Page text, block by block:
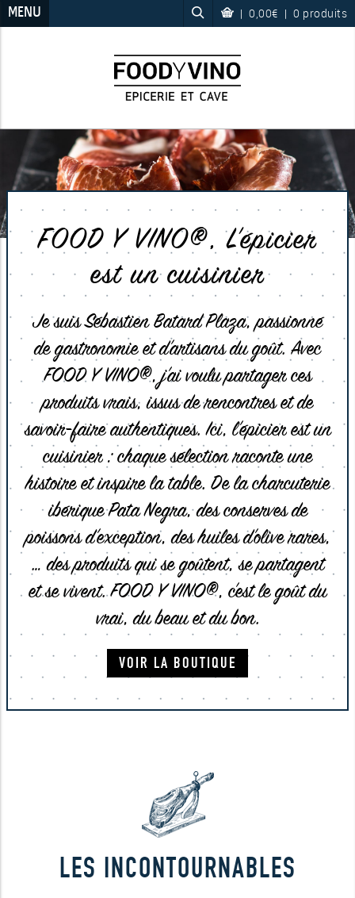
MENU | 0,00€ | 0 produits
FOOD Y VINO®, L’épicier
est un cuisinier
Je suis Sébastien Batard Plaza, passionné
de gastronomie et d’artisans du goût. Avec
FOOD Y VINO®, j’ai voulu partager ces
produits vrais, issus de rencontres et de
savoir-faire authentiques. Ici, l’épicier est un
cuisinier : chaque sélection raconte une
histoire et inspire la table. De la charcuterie
ibérique Pata Negra, des conserves de
poissons d’exception, des huiles d’olive rares,
… des produits qui se goûtent, se partagent
et se vivent. FOOD Y VINO®, c’est le goût du
vrai, du beau et du bon.
VOIR LA BOUTIQUE
LES INCONTOURNABLES